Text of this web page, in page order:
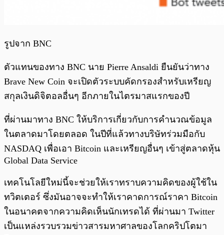
รูปจาก BNC
ตัวแทนของทาง BNC นาย Pierre Ansaldi ยืนยันว่าทาง
Brave New Coin จะเปิดตัวระบบคัดกรองสำหรับเหรียญ
สกุลเงินดิจิตอลอื่นๆ อีกภายในไตรมาสแรกของปี
ที่ผ่านมาทาง BNC ให้บริการเกี่ยวกับการคำนวณข้อมูล
ในตลาดมาโดยตลอด ในปีที่แล้วทางบริษัทร่วมมือกับ
NASDAQ เพื่อเอา Bitcoin และเหรียญอื่นๆ เข้าสู่ตลาดหุ้น
Global Data Service
เทคโนโลยีใหม่นี้จะช่วยให้เราทราบความคิดของผู้ใช้ใน
ทวิตเตอร์ ซึ่งมันอาจจะทำให้เราคาดการณ์ราคา Bitcoin
ในอนาคตจากความคิดเห็นนักเทรดได้ ที่ผ่านมา Twitter
เป็นแหล่งรวบรวมข่าวสารมหาศาลของโลกคริปโตมา